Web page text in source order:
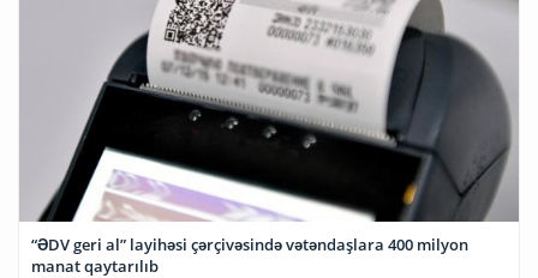
“ƏDV geri al” layihəsi çərçivəsində vətəndaşlara 400 milyon
manat qaytarılıb